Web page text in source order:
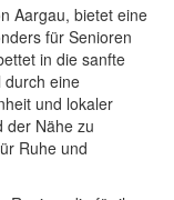
Aargau, bietet eine
für Senioren
in die sanfte
durch eine
und lokaler
der Nähe zu
Ruhe und